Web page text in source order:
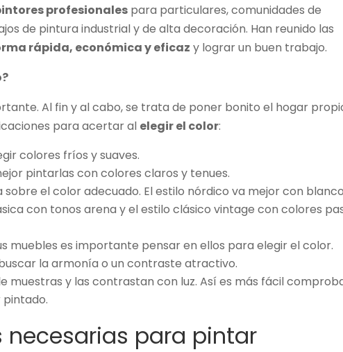
profesionales para particulares, comunidades de
de pintura industrial y de alta decoración. Han reunido las
rápida, económica y eficaz y lograr un buen trabajo.
Al fin y al cabo, se trata de poner bonito el hogar
para acertar al elegir el color:
colores fríos y suaves.
pintarlas con colores claros y tenues.
sobre el color adecuado. El estilo nórdico va mejor con
con tonos arena y el estilo clásico vintage con colores
muebles es importante pensar en ellos para elegir el color.
la armonía o un contraste atractivo.
muestras y las contrastan con luz. Así es más fácil
necesarias para pintar